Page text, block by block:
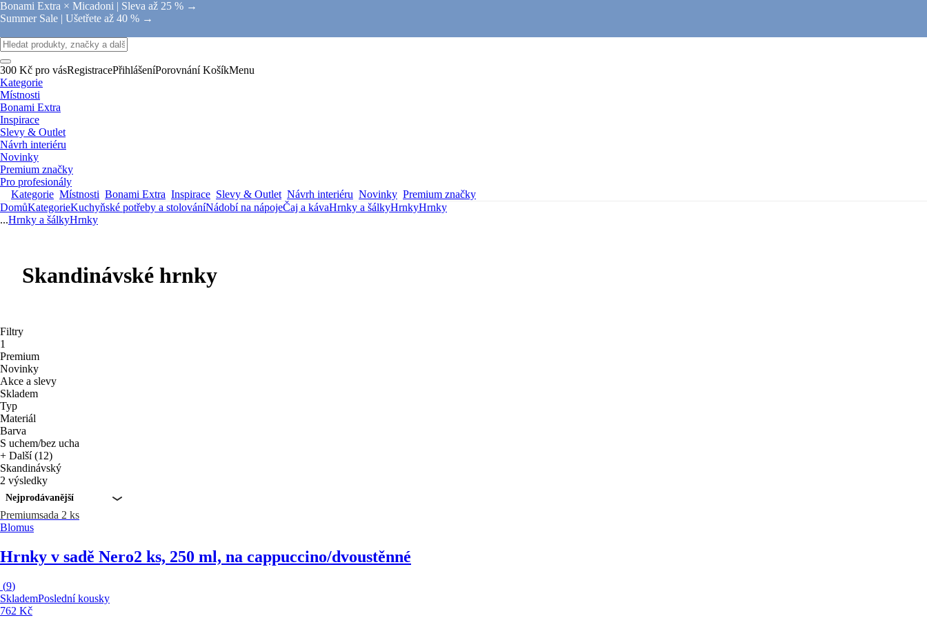
Bonami Extra × Micadoni | Sleva až 25 % →
Summer Sale | Ušetřete až 40 % →
300 Kč pro vásRegistracePřihlášeníPorovnání KošíkMenu
Kategorie
Místnosti
Bonami Extra
Inspirace
Slevy & Outlet
Návrh interiéru
Novinky
Premium značky
Pro profesionály
Kategorie Místnosti Bonami Extra Inspirace Slevy & Outlet Návrh interiéru Novinky Premium značky
DomůKategorieKuchyňské potřeby a stolováníNádobí na nápojeČaj a kávaHrnky a šálkyHrnkyHrnky
...Hrnky a šálkyHrnky
Skandinávské hrnky
Filtry
1
Premium
Novinky
Akce a slevy
Skladem
Typ
Materiál
Barva
S uchem/bez ucha
+ Další (12)
Skandinávský
2 výsledky
Nejprodávanější
Premiumsada 2 ks
Blomus
Hrnky v sadě Nero2 ks, 250 ml, na cappuccino/dvoustěnné
(9)
SklademPoslední kousky
762 Kč